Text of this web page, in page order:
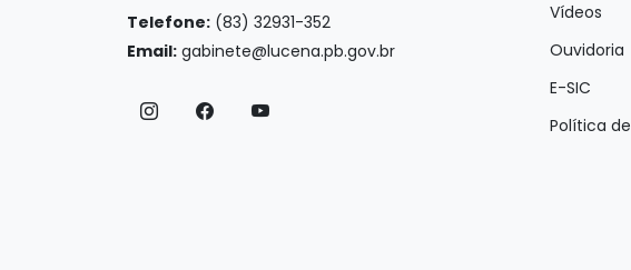
Telefone: (83) 32931-352
Email: gabinete@lucena.pb.gov.br
Vídeos
Ouvidoria
E-SIC
Política